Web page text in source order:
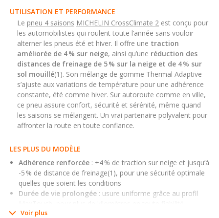
UTILISATION ET PERFORMANCE
Le pneu 4 saisons MICHELIN CrossClimate 2 est conçu pour
les automobilistes qui roulent toute l’année sans vouloir
alterner les pneus été et hiver. Il offre une traction
améliorée de 4 % sur neige, ainsi qu’une réduction des
distances de freinage de 5 % sur la neige et de 4 % sur
sol mouillé(1). Son mélange de gomme Thermal Adaptive
s’ajuste aux variations de température pour une adhérence
constante, été comme hiver. Sur autoroute comme en ville,
ce pneu assure confort, sécurité et sérénité, même quand
les saisons se mélangent. Un vrai partenaire polyvalent pour
affronter la route en toute confiance.
LES PLUS DU MODÈLE
Adhérence renforcée : +4 % de traction sur neige et jusqu’à
-5 % de distance de freinage(1), pour une sécurité optimale
quelles que soient les conditions
Durée de vie prolongée : usure uniforme grâce au profil
Consommation maîtrisée
Voir plus